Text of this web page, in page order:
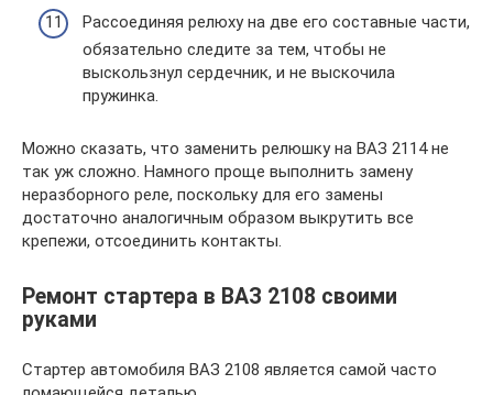
Рассоединяя релюху на две его составные части,
обязательно следите за тем, чтобы не
выскользнул сердечник, и не выскочила
пружинка.
Можно сказать, что заменить релюшку на ВАЗ 2114 не
так уж сложно. Намного проще выполнить замену
неразборного реле, поскольку для его замены
достаточно аналогичным образом выкрутить все
крепежи, отсоединить контакты.
Ремонт стартера в ВАЗ 2108 своими
руками
Стартер автомобиля ВАЗ 2108 является самой часто